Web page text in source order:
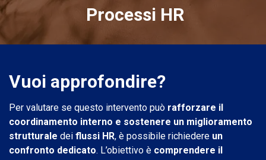
Processi HR
Vuoi approfondire?
Per valutare se questo intervento può rafforzare il
coordinamento interno e sostenere un miglioramento
strutturale dei flussi HR, è possibile richiedere un
confronto dedicato. L’obiettivo è comprendere il